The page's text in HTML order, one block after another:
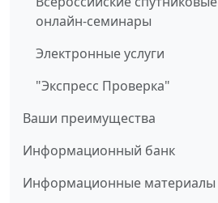
онлайн-семинары
Электронные услуги
"Экспресс Проверка"
Ваши преимущества
Информационный банк
Информационные материалы